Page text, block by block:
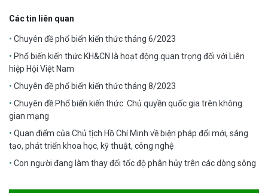
Các tin liên quan
Chuyên đề phổ biến kiến thức tháng 6/2023
Phổ biến kiến thức KH&CN là hoạt động quan trọng đối với Liên
hiệp Hội Việt Nam
Chuyên đề phổ biến kiến thức tháng 8/2023
Chuyên đề Phổ biến kiến thức: Chủ quyền quốc gia trên không
gian mạng
Quan điểm của Chủ tịch Hồ Chí Minh về biện pháp đổi mới, sáng
tạo, phát triển khoa học, kỹ thuật, công nghệ
Con người đang làm thay đổi tốc độ phân hủy trên các dòng sông